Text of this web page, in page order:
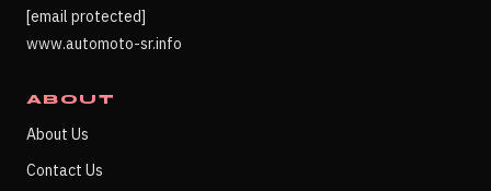
[email protected]
www.automoto-sr.info
ABOUT
About Us
Contact Us